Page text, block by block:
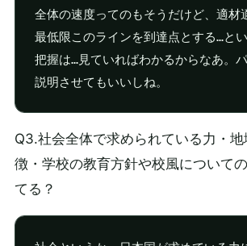
全体の速度ってのもそうだけど、適
最低限このラインを到達点とする…と
把握は…見ていればわかるからなあ。
Q3.社会全体で求められている力・
徴・学校の教育方針や校風について
てる？